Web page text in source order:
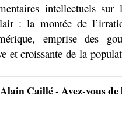
intellectuels sur
: la montée de
emprise des
et croissante de la
Alain Caillé - Avez-vous